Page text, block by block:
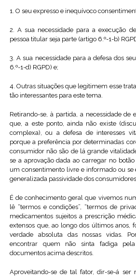
1. O seu expresso e inequívoco
2. A sua necessidade para a execução
pessoa titular seja parte (artigo 6.º-1-b)
3. A sua necessidade para a defesa dos
6.º-1-d) RGPD) e;
4. Outras situações que legitimem esse
tão interessantes para este tema.
Retirando-se, à partida, a necessidade
que, a este ponto, ainda não existe
complexa), ou a defesa de interesses
porque a preferência por determinadas
consumidor não são de lá grande
se a aprovação dada ao carregar no botão
um consentimento livre e informado ou se
generalizada passividade dos
É de conhecimento geral que vivemos
lê “termos e condições”, “termos de
medicamentos sujeitos a prescrição
extensos que, ao longo dos últimos anos,
verdade absoluta das nossas vidas.
encontrar quem não sinta fadiga
documentos acima descritos.
Aproveitando-se de tal fator, dir-se-á